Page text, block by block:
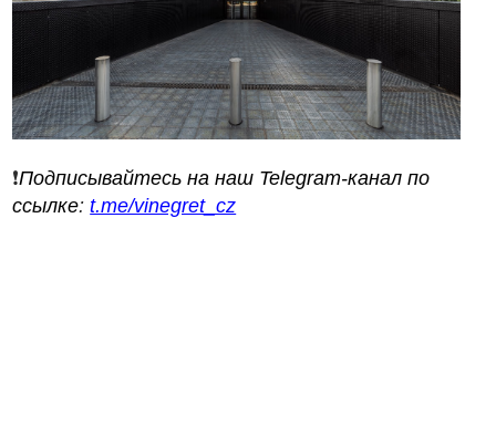
❗️Подписывайтесь на наш Telegram-канал по
ссылке:t.me/vinegret_cz